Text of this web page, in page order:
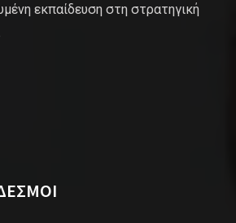
εκπαίδευση στη στρατηγική